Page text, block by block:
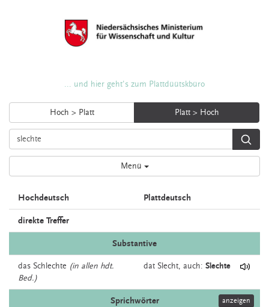
... und hier geht's zum Plattdüütskbüro
Hoch > Platt Platt > Hoch
Menü
Hochdeutsch Plattdeutsch
direkte Treffer
Substantive
das Schlechte (in allen hdt.
Bed.)
dat Slecht, auch: Slechte
Sprichwörter anzeigen